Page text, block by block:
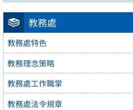
教務處
教務處特色
教務理念策略
教務處工作職掌
教務處法令規章